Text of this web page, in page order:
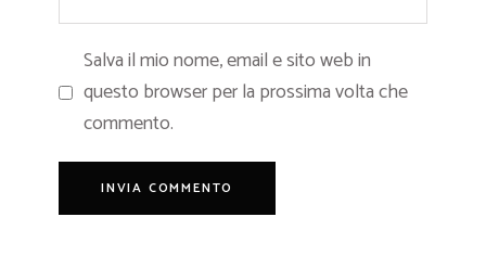
Salva il mio nome, email e sito web in
questo browser per la prossima volta che
commento.